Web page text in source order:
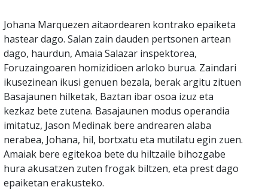
Johana Marquezen aitaordearen kontrako epaiketa
hastear dago. Salan zain dauden pertsonen artean
dago, haurdun, Amaia Salazar inspektorea,
Foruzaingoaren homizidioen arloko burua. Zaindari
ikusezinean ikusi genuen bezala, berak argitu zituen
Basajaunen hilketak, Baztan ibar osoa izuz eta
kezkaz bete zutena. Basajaunen modus operandia
imitatuz, Jason Medinak bere andrearen alaba
nerabea, Johana, hil, bortxatu eta mutilatu egin zuen.
Amaiak bere egitekoa bete du hiltzaile bihozgabe
hura akusatzen zuten frogak biltzen, eta prest dago
epaiketan erakusteko.